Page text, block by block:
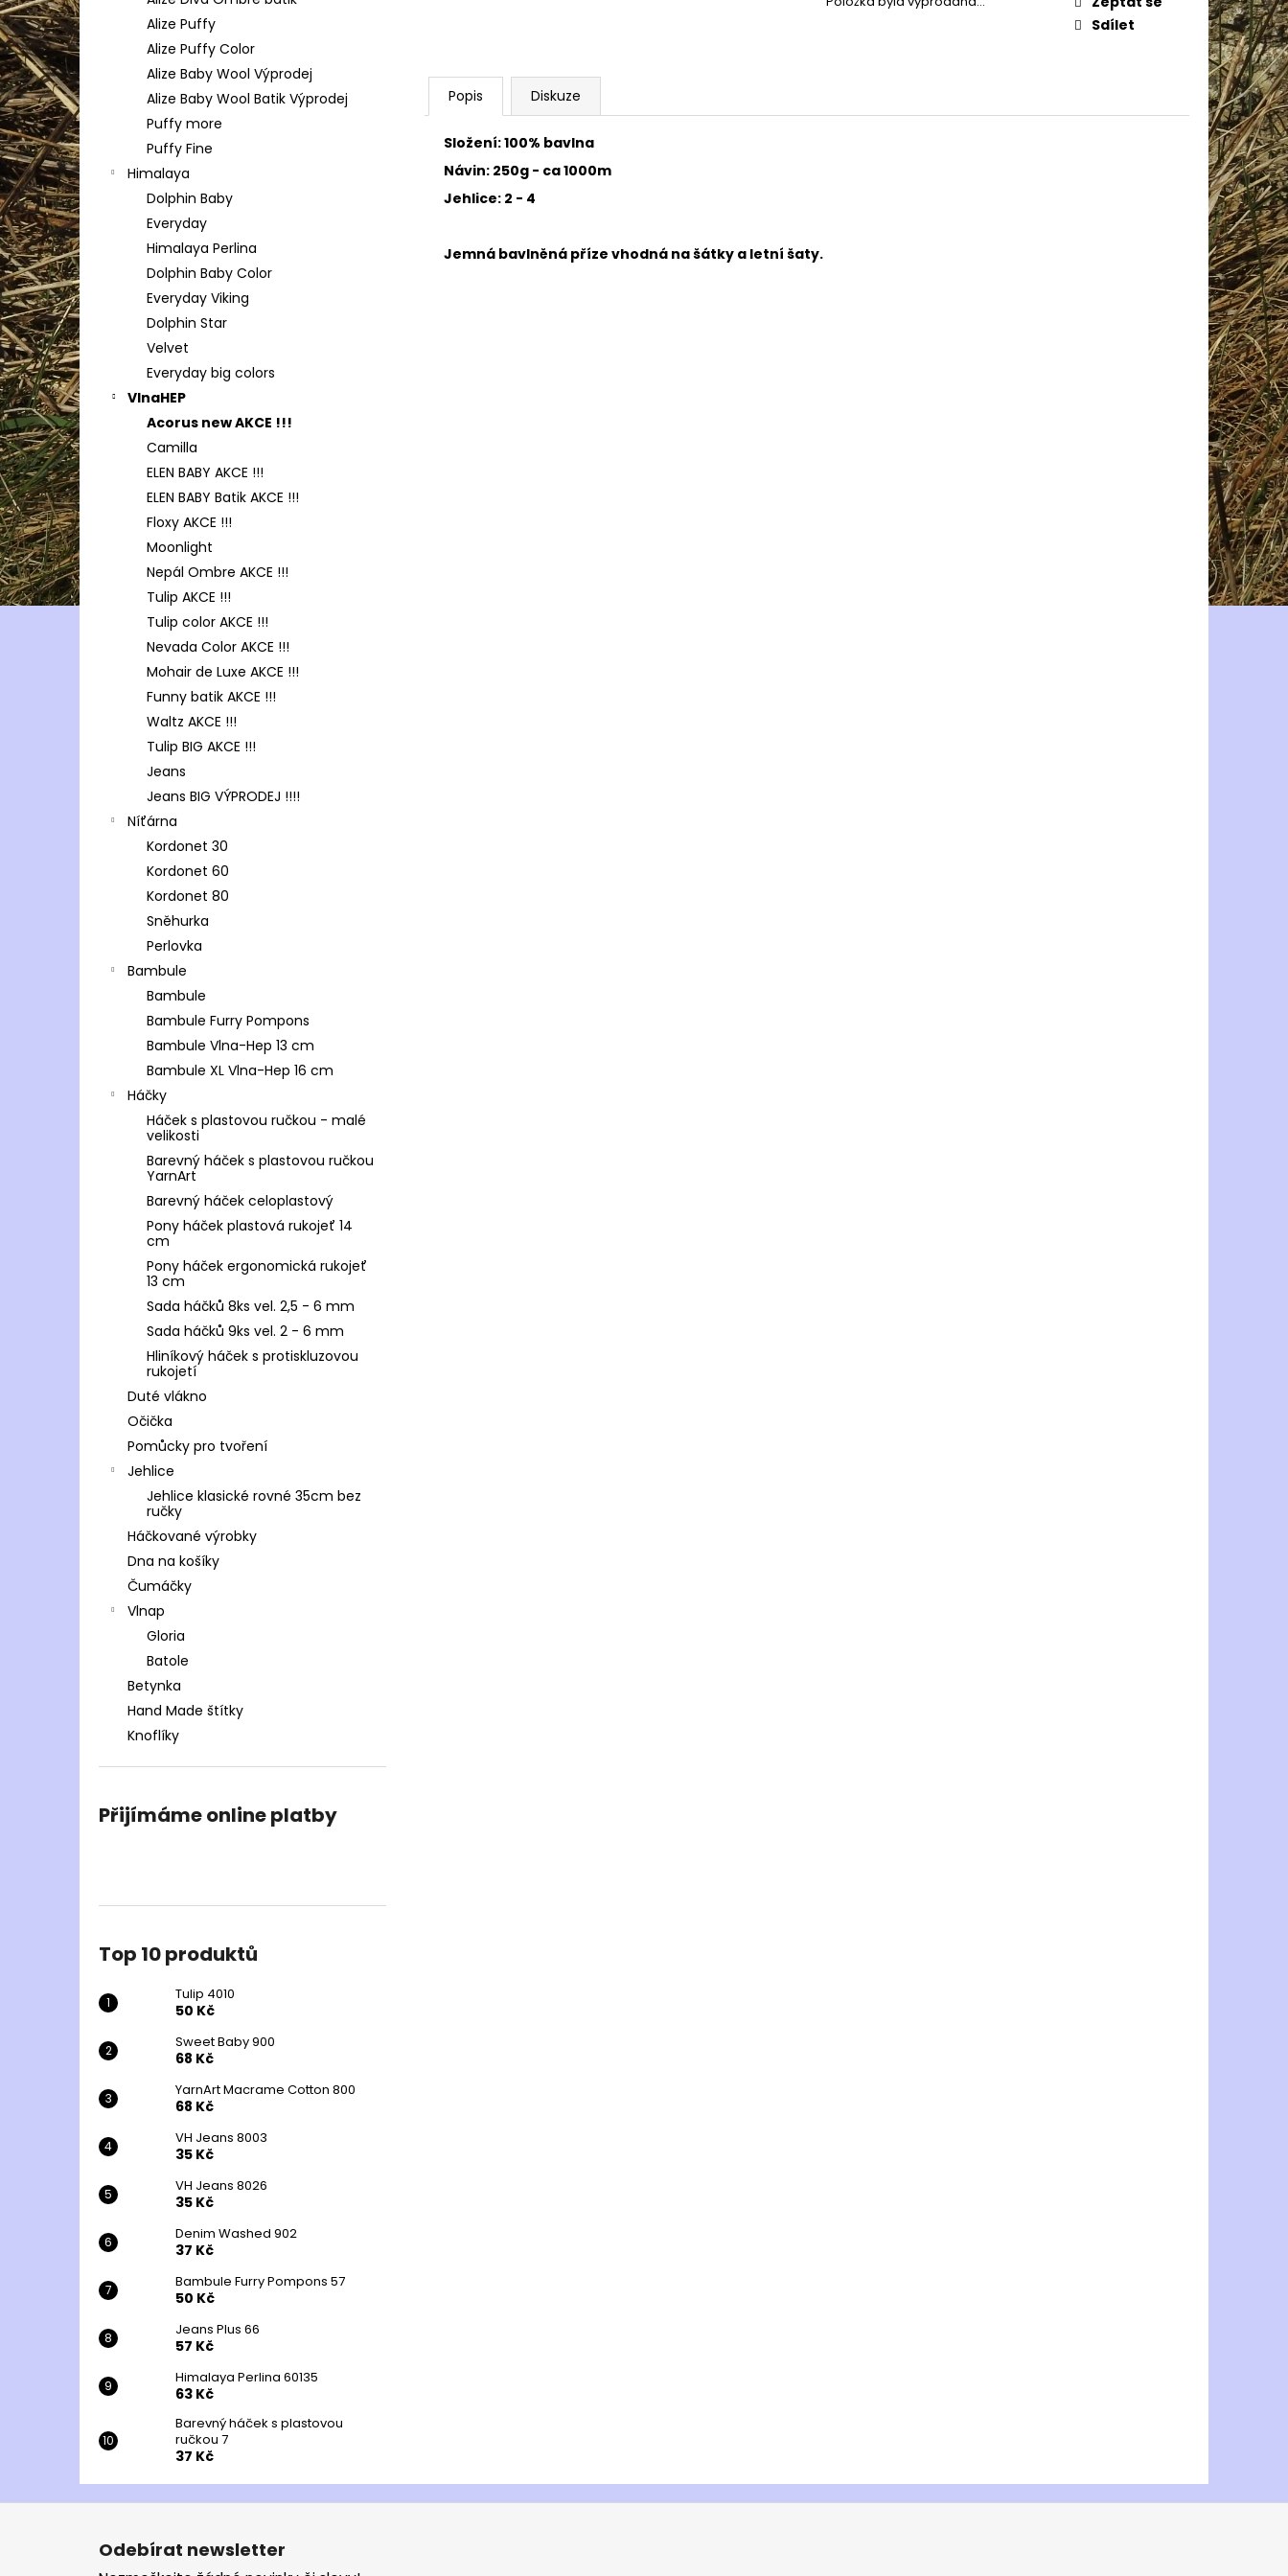
l
Alize Puffy
Alize Puffy Color
Alize Baby Wool Výprodej
Alize Baby Wool Batik Výprodej
Puffy more
Puffy Fine
Himalaya
Dolphin Baby
Everyday
Himalaya Perlina
Dolphin Baby Color
Everyday Viking
Dolphin Star
Velvet
Everyday big colors
VlnaHEP
Acorus new AKCE !!!
Camilla
ELEN BABY AKCE !!!
ELEN BABY Batik AKCE !!!
Floxy AKCE !!!
Moonlight
Nepál Ombre AKCE !!!
Tulip AKCE !!!
Tulip color AKCE !!!
Nevada Color AKCE !!!
Mohair de Luxe AKCE !!!
Funny batik AKCE !!!
Waltz AKCE !!!
Tulip BIG AKCE !!!
Jeans
Jeans BIG VÝPRODEJ !!!!
Níťárna
Kordonet 30
Kordonet 60
Kordonet 80
Sněhurka
Perlovka
Bambule
Bambule
Bambule Furry Pompons
Bambule Vlna-Hep 13 cm
Bambule XL Vlna-Hep 16 cm
Háčky
Háček s plastovou ručkou - malé
velikosti
Barevný háček s plastovou ručkou
YarnArt
Barevný háček celoplastový
Pony háček plastová rukojeť 14
cm
Pony háček ergonomická rukojeť
13 cm
Sada háčků 8ks vel. 2,5 - 6 mm
Sada háčků 9ks vel. 2 - 6 mm
Hliníkový háček s protiskluzovou
rukojetí
Duté vlákno
Očička
Pomůcky pro tvoření
Jehlice
Jehlice klasické rovné 35cm bez
ručky
Háčkované výrobky
Dna na košíky
Čumáčky
Vlnap
Gloria
Batole
Betynka
Hand Made štítky
Knoflíky
Přijímáme online platby
Top 10 produktů
Tulip 4010
50 Kč
Sweet Baby 900
68 Kč
YarnArt Macrame Cotton 800
68 Kč
VH Jeans 8003
35 Kč
VH Jeans 8026
35 Kč
Denim Washed 902
37 Kč
Bambule Furry Pompons 57
50 Kč
Jeans Plus 66
57 Kč
Himalaya Perlina 60135
63 Kč
Barevný háček s plastovou
ručkou 7
37 Kč
Sdílet
Popis Diskuze
Složení: 100% bavlna
Návin: 250g - ca 1000m
Jehlice: 2 - 4
Jemná bavlněná příze vhodná na šátky a letní šaty.
TULIP 4010
50 Kč
YARNART MACRAME COTTON 800
Z
Odebírat newsletter